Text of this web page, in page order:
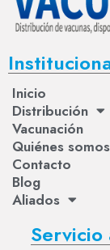
Inicio
Distribución
Vacunación
Quiénes somos
Contacto
Blog
Aliados